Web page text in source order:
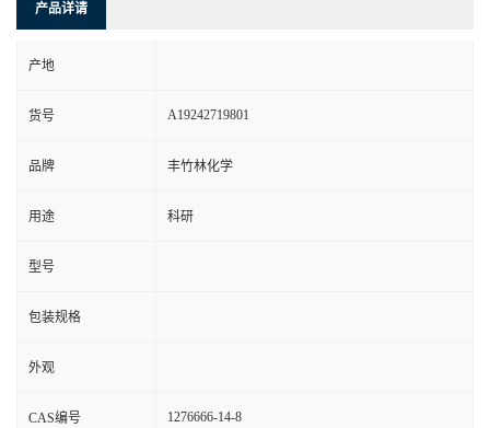
产品详请
产地
货号 A19242719801
品牌 丰竹林化学
用途 科研
型号
包装规格
外观
CAS编号 1276666-14-8